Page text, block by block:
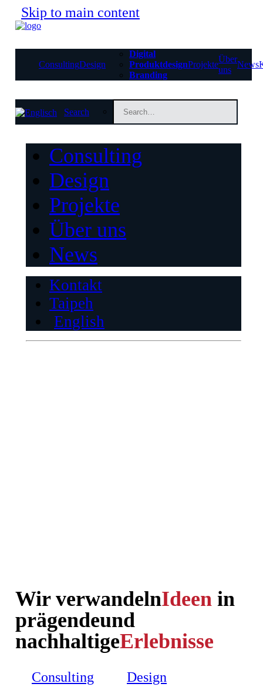
Skip to main content
ConsultingDesign
Digital
Produktdesign
Branding
Projekte
Über
uns
News
Search
Consulting
Design
Projekte
Über uns
News
Kontakt
Taipeh
English
Wir verwandelnIdeen in
prägendeund
nachhaltigeErlebnisse
Consulting Design